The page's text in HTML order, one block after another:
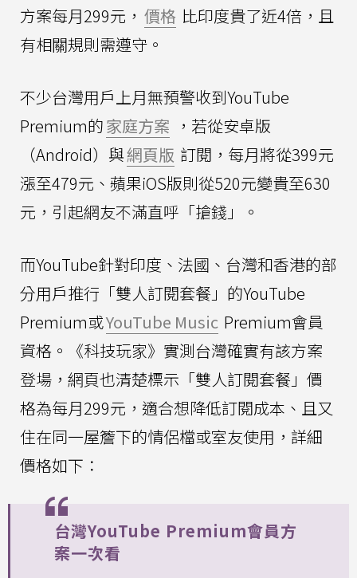
方案每月299元， 價格 比印度貴了近4倍，且
有相關規則需遵守。
不少台灣用戶上月無預警收到YouTube
Premium的家庭方案 ，若從安卓版
（Android）與網頁版 訂閱，每月將從399元
漲至479元、蘋果iOS版則從520元變貴至630
元，引起網友不滿直呼「搶錢」。
而YouTube針對印度、法國、台灣和香港的部
分用戶推行「雙人訂閱套餐」的YouTube
Premium或YouTube Music Premium會員
資格。《科技玩家》實測台灣確實有該方案
登場，網頁也清楚標示「雙人訂閱套餐」價
格為每月299元，適合想降低訂閱成本、且又
住在同一屋簷下的情侶檔或室友使用，詳細
價格如下：
台灣YouTube Premium會員方
案一次看